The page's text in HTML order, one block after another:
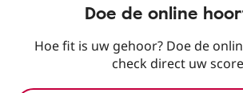
Doe de online
Hoe fit is uw gehoor? Doe de
check direct uw